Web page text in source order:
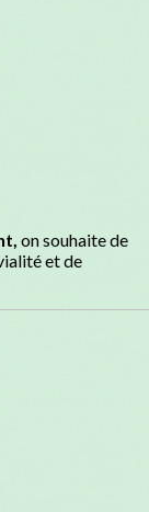
on souhaite de
et de